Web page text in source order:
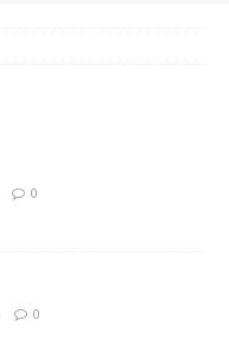
0
0